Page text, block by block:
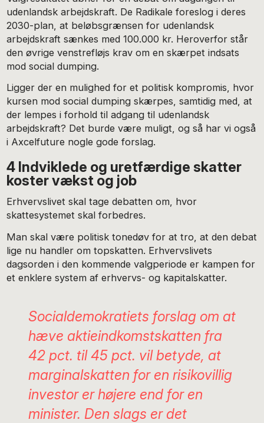
udenlandsk arbejdskraft. De Radikale foreslog i deres
2030-plan, at beløbsgrænsen for udenlandsk
arbejdskraft sænkes med 100.000 kr. Heroverfor står
den øvrige venstrefløjs krav om en skærpet indsats
mod social dumping.
Ligger der en mulighed for et politisk kompromis, hvor
kursen mod social dumping skærpes, samtidig med, at
der lempes i forhold til adgang til udenlandsk
arbejdskraft? Det burde være muligt, og så har vi også
i Axcelfuture nogle gode forslag.
4 Indviklede og uretfærdige skatter
koster vækst og job
Erhvervslivet skal tage debatten om, hvor
skattesystemet skal forbedres.
Man skal være politisk tonedøv for at tro, at den debat
lige nu handler om topskatten. Erhvervslivets
dagsorden i den kommende valgperiode er kampen for
et enklere system af erhvervs- og kapitalskatter.
Socialdemokratiets forslag om at
hæve aktieindkomstskatten fra
42 pct. til 45 pct. vil betyde, at
marginalskatten for en risikovillig
investor er højere end for en
minister. Den slags er det